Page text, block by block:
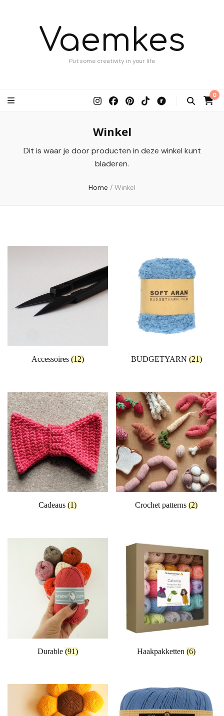
Vaemkes
Put some creativity in your life
0
Winkel
Dit is waar je door producten in deze winkel kunt
bladeren.
Home / Winkel
Accessoires (12) BUDGETYARN (21)
Cadeaus(1) Crochet patterns(2)
Durable (91) Haakpakketten(6)